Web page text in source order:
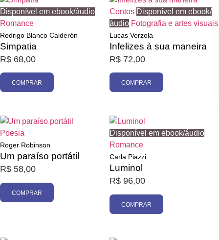
Disponível em ebook/áudio
Romance
Rodrigo Blanco Calderón
Simpatia
R$ 68,00
COMPRAR
Contos Disponível em ebook/
áudio Fotografia e artes visuais
Lucas Verzola
Infelizes à sua maneira
R$ 72,00
COMPRAR
Poesia
Roger Robinson
Um paraíso portátil
R$ 58,00
COMPRAR
Disponível em ebook/áudio
Romance
Carla Piazzi
Luminol
R$ 96,00
COMPRAR